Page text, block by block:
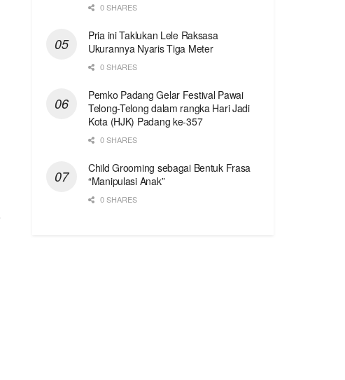
0 SHARES
Pria ini Taklukan Lele Raksasa
Ukurannya Nyaris Tiga Meter
0 SHARES
Pemko Padang Gelar Festival Pawai
Telong-Telong dalam rangka Hari Jadi
Kota (HJK) Padang ke-357
0 SHARES
Child Grooming sebagai Bentuk Frasa
“Manipulasi Anak”
0 SHARES